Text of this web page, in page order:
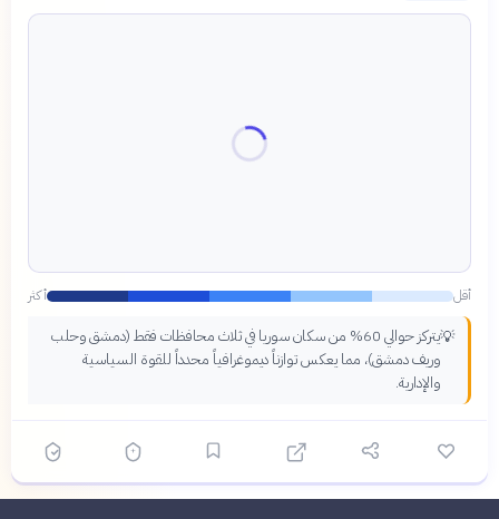
أقل أكثر
💡
يتركز حوالي 60% من سكان سوريا في ثلاث محافظات فقط (دمشق وحلب
وريف دمشق)، مما يعكس توازناً ديموغرافياً محدداً للقوة السياسية
والإدارية.